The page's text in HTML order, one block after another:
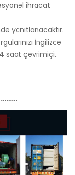
ihracat
yanıtlanacaktır.
İngilizce
saat çevrimiçi.